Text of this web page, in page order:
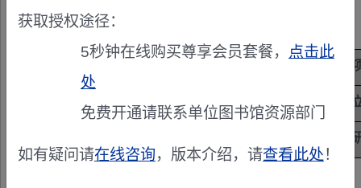
2017
获取授权途径：
5秒钟在线购买尊享会员套餐， 点击此
处
免费开通请联系单位图书馆资源部门
如有疑问请在线咨询，版本介绍，请查看此处！